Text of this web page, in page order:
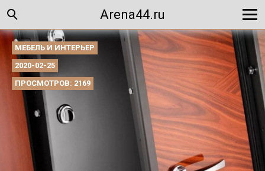
Arena44.ru
МЕБЕЛЬ И ИНТЕРЬЕР
2020-02-25
ПРОСМОТРОВ: 2169